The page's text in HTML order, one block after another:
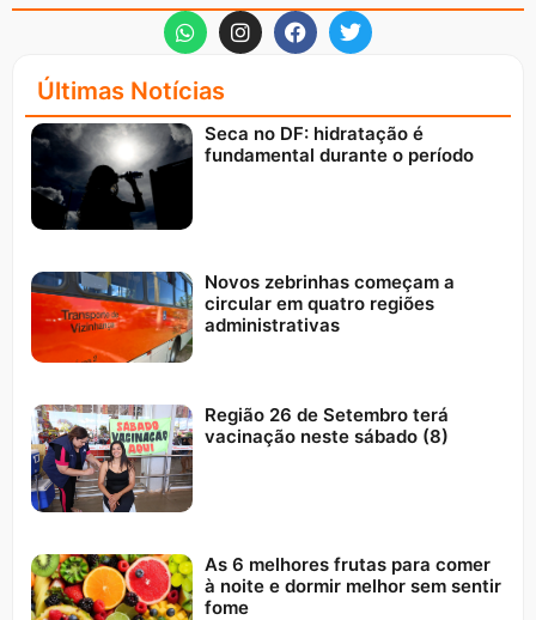
Últimas Notícias
Seca no DF: hidratação é
fundamental durante o período
Novos zebrinhas começam a
circular em quatro regiões
administrativas
Região 26 de Setembro terá
vacinação neste sábado (8)
As 6 melhores frutas para comer
à noite e dormir melhor sem sentir
fome